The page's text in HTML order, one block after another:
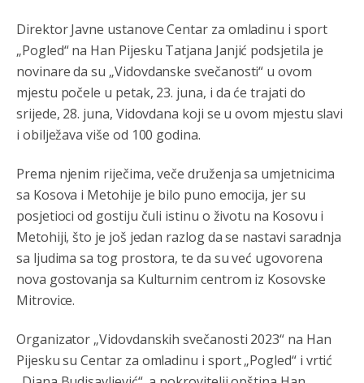
Direktor Javne ustanove Centar za omladinu i sport
„Pogled“ na Han Pijesku Tatjana Janjić podsjetila je
novinare da su „Vidovdanske svečanosti“ u ovom
mjestu počele u petak, 23. juna, i da će trajati do
srijede, 28. juna, Vidovdana koji se u ovom mjestu slavi
i obilježava više od 100 godina.
Prema njenim riječima, veče druženja sa umjetnicima
sa Kosova i Metohije je bilo puno emocija, jer su
posjetioci od gostiju čuli istinu o životu na Kosovu i
Metohiji, što je još jedan razlog da se nastavi saradnja
sa ljudima sa tog prostora, te da su već ugovorena
nova gostovanja sa Kulturnim centrom iz Kosovske
Mitrovice.
Organizator „Vidovdanskih svečanosti 2023“ na Han
Pijesku su Centar za omladinu i sport „Pogled“ i vrtić
Kuniocu ide q u guz...
reconquista
Анонимно2810587 8/7/2026
Evo dasak vijetra s Romanije,neko iz publike povika,ma
pusti ih ciganija...pocetkom ovog vjeka,neko rece za
Radovana i Ratka kaki su oni srbi...i poce dalje da
besjedi znam ja dobro sta je bilo u Ag-ci...
Анонимно2810587 8/7/2026 11:13
Анонимно2810587
O kako su cudni lvi ljudi,uzeli bi sve da mogu...a ja srce
svima fajem,radujem se tudjoj sreci.I ko ima i ko nema
na iso ce mjesto leci!